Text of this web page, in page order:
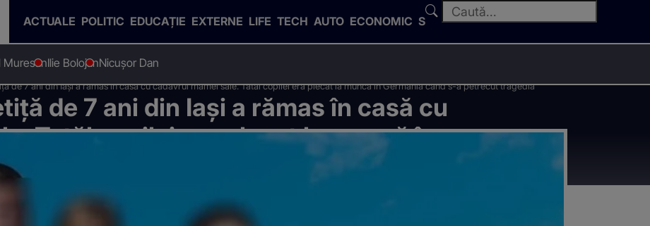
ACTUALE POLITIC EDUCAȚIE EXTERNE LIFE TECH AUTO ECONOMIC SPORT
MuresanIlie BolojanNicușor Dan
de 7 ani din Iași a rămas în casă cu cadavrul mamei sale. Tatăl copilei era plecat la muncă în Germania când s-a petrecut tragedia
de 7 ani din Iași a rămas în casă cu
Tatăl copilei era plecat la muncă în
petrecut tragedia